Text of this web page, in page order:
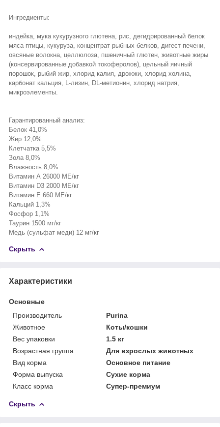
Ингредиенты:
индейка, мука кукурузного глютена, рис, дегидрированный белок
мяса птицы, кукуруза, концентрат рыбных белков, дигест печени,
овсяные волокна, целлюлоза, пшеничный глютен, животные жиры
(консервированные добавкой токоферолов), цельный яичный
порошок, рыбий жир, хлорид калия, дрожжи, хлорид холина,
карбонат кальция, L-лизин, DL-метионин, хлорид натрия,
микроэлементы.
Гарантированный анализ:
Белок 41,0%
Жир 12,0%
Клетчатка 5,5%
Зола 8,0%
Влажность 8,0%
Витамин А 26000 МЕ/кг
Витамин D3 2000 МЕ/кг
Витамин E 660 МЕ/кг
Кальций 1,3%
Фосфор 1,1%
Таурин 1500 мг/кг
Медь (сульфат меди) 12 мг/кг
Скрыть
Характеристики
Основные
Производитель
Purina
Животное
Коты/кошки
Вес упаковки
1.5 кг
Возрастная группа
Для взрослых животных
Вид корма
Основное питание
Форма выпуска
Сухие корма
Класс корма
Супер-премиум
Скрыть